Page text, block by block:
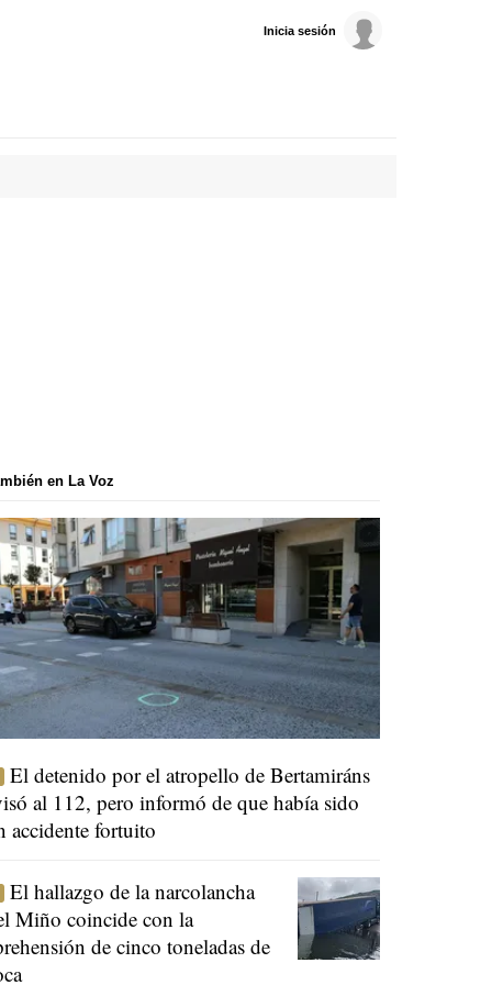
Inicia sesión
en La Voz
El detenido por el atropello de Bertamiráns
al 112, pero informó de que había sido
accidente fortuito
El hallazgo de la narcolancha
Miño coincide con la
de cinco toneladas de